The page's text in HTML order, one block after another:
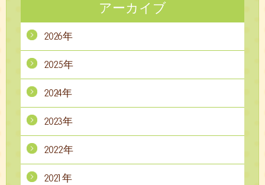
アーカイブ
2026年
2025年
2024年
2023年
2022年
2021年